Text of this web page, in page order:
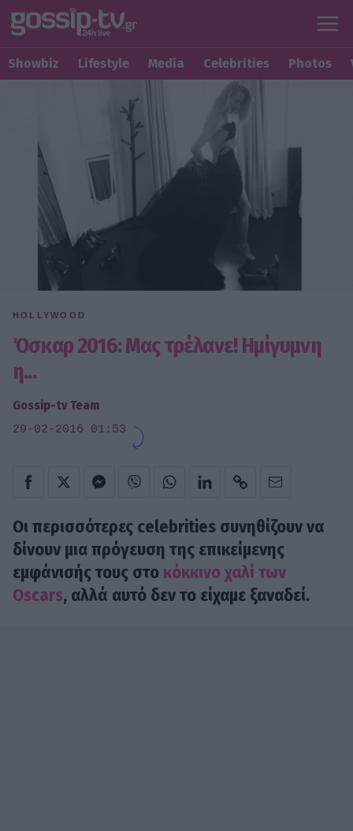
Showbiz Lifestyle Media Celebrities Photos
HOLLYWOOD
Όσκαρ 2016: Μας τρέλανε! Ημίγυμνη
η...
Gossip-tv Team
29-02-2016 01:53
Οι περισσότερες celebrities συνηθίζουν να
δίνουν μια πρόγευση της επικείμενης
εμφάνισής τους στο κόκκινο χαλί των
Oscars, αλλά αυτό δεν το είχαμε ξαναδεί.